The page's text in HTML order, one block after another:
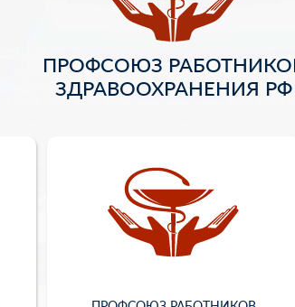
ПРОФСОЮЗ
ЗДРАВООХРАНЕНИЯ РФ